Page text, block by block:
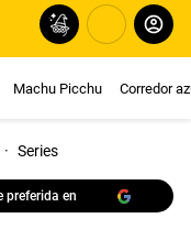
Machu Picchu Corredor
· Series
preferida en